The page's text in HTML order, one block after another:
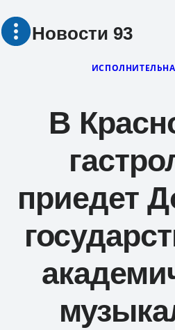
Перейти
Новости 93
В
приедет